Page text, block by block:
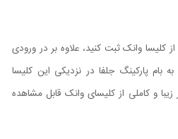
کلیسا وانک ثبت کنید، علاوه بر در ورودی
بام پارکینگ جلفا در نزدیکی این کلیسا
زیبا و کاملی از کلیسای وانک قابل مشاهده